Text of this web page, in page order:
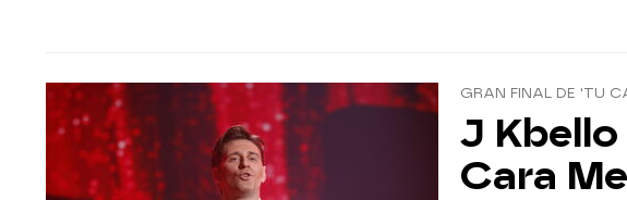
GRAN FINAL DE 'TU
J Kbello
Cara